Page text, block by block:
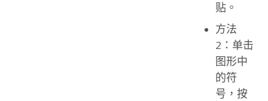
贴。
方法
2：单击
图形中
的符
号，按